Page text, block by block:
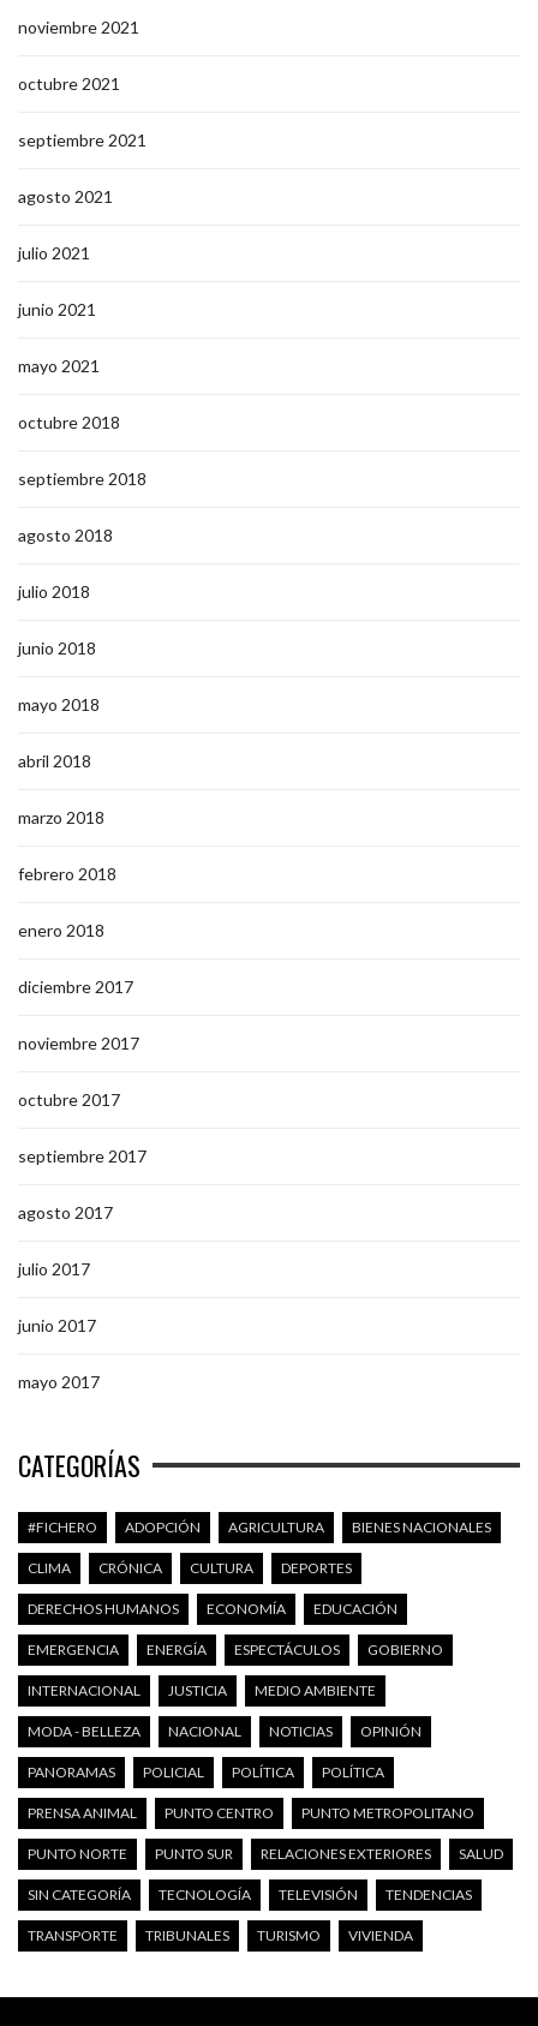
noviembre 2021
octubre 2021
septiembre 2021
agosto 2021
julio 2021
junio 2021
mayo 2021
octubre 2018
septiembre 2018
agosto 2018
julio 2018
junio 2018
mayo 2018
abril 2018
marzo 2018
febrero 2018
enero 2018
diciembre 2017
noviembre 2017
octubre 2017
septiembre 2017
agosto 2017
julio 2017
junio 2017
mayo 2017
CATEGORÍAS
#FICHERO ADOPCIÓN AGRICULTURA BIENES NACIONALES
CLIMA CRÓNICA CULTURA DEPORTES
DERECHOS HUMANOS ECONOMÍA EDUCACIÓN
EMERGENCIA ENERGÍA ESPECTÁCULOS GOBIERNO
INTERNACIONAL JUSTICIA MEDIO AMBIENTE
MODA - BELLEZA NACIONAL NOTICIAS OPINIÓN
PANORAMAS POLICIAL POLÍTICA POLÍTICA
PRENSA ANIMAL PUNTO CENTRO PUNTO METROPOLITANO
PUNTO NORTE PUNTO SUR RELACIONES EXTERIORES SALUD
SIN CATEGORÍA TECNOLOGÍA TELEVISIÓN TENDENCIAS
TRANSPORTE TRIBUNALES TURISMO VIVIENDA